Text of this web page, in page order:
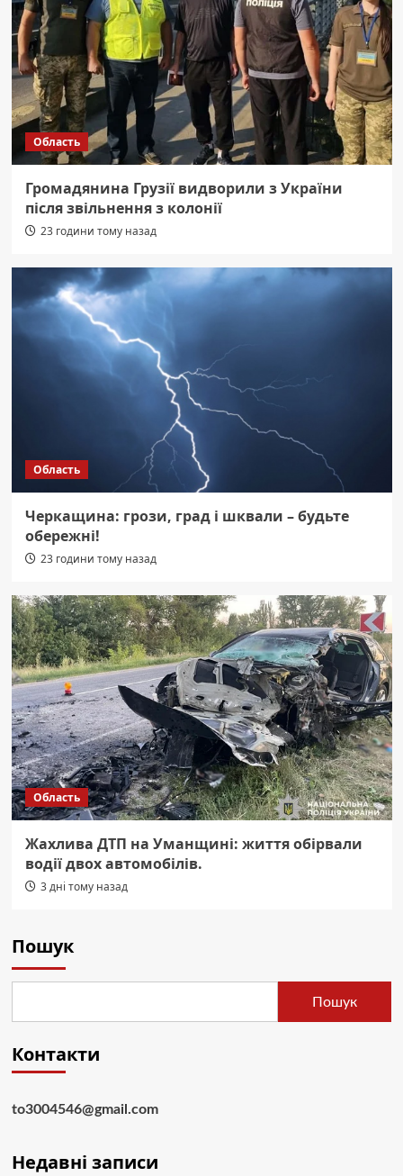
Область
Громадянина Грузії видворили з України
після звільнення з колонії
23 години тому назад
Область
Черкащина: грози, град і шквали – будьте
обережні!
23 години тому назад
Область
Жахлива ДТП на Уманщині: життя обірвали
водії двох автомобілів.
3 дні тому назад
Пошук
Пошук
Контакти
to3004546@gmail.com
Недавні записи